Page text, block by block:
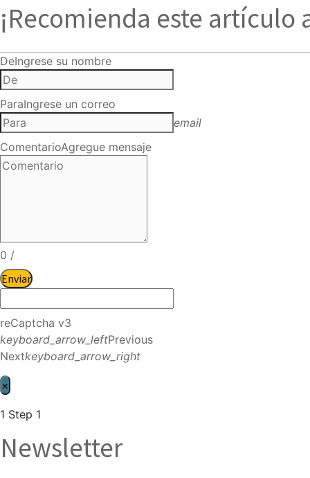
¡Recomienda este artículo
DeIngrese su nombre
ParaIngrese un correo
email
ComentarioAgregue mensaje
0 /
Enviar
reCaptcha v3
keyboard_arrow_leftPrevious
Nextkeyboard_arrow_right
×
1 Step 1
Newsletter